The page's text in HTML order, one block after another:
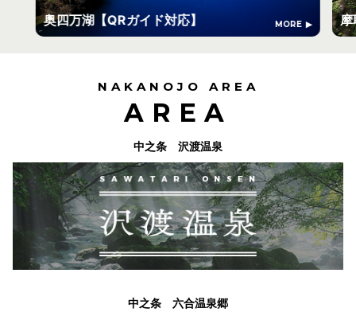
奥四万湖【QRガイド対応】 MORE 摩
NAKANOJO AREA
AREA
中之条 沢渡温泉
中之条 六合温泉郷